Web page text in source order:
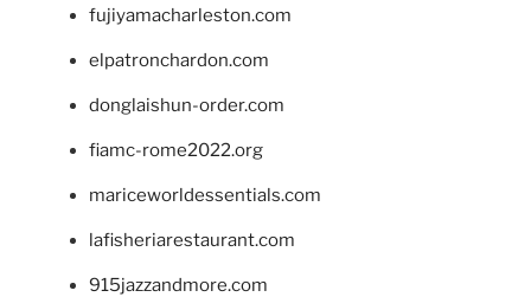
fujiyamacharleston.com
elpatronchardon.com
donglaishun-order.com
fiamc-rome2022.org
mariceworldessentials.com
lafisheriarestaurant.com
915jazzandmore.com